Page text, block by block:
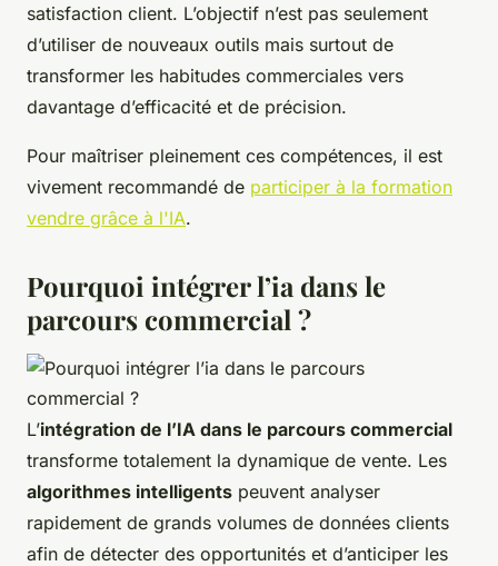
satisfaction client. L’objectif n’est pas seulement
d’utiliser de nouveaux outils mais surtout de
transformer les habitudes commerciales vers
davantage d’efficacité et de précision.
Pour maîtriser pleinement ces compétences, il est
vivement recommandé de participer à la formation
vendre grâce à l'IA.
Pourquoi intégrer l’ia dans le
parcours commercial ?
L’intégration de l’IA dans le parcours commercial
transforme totalement la dynamique de vente. Les
algorithmes intelligents peuvent analyser
rapidement de grands volumes de données clients
afin de détecter des opportunités et d’anticiper les